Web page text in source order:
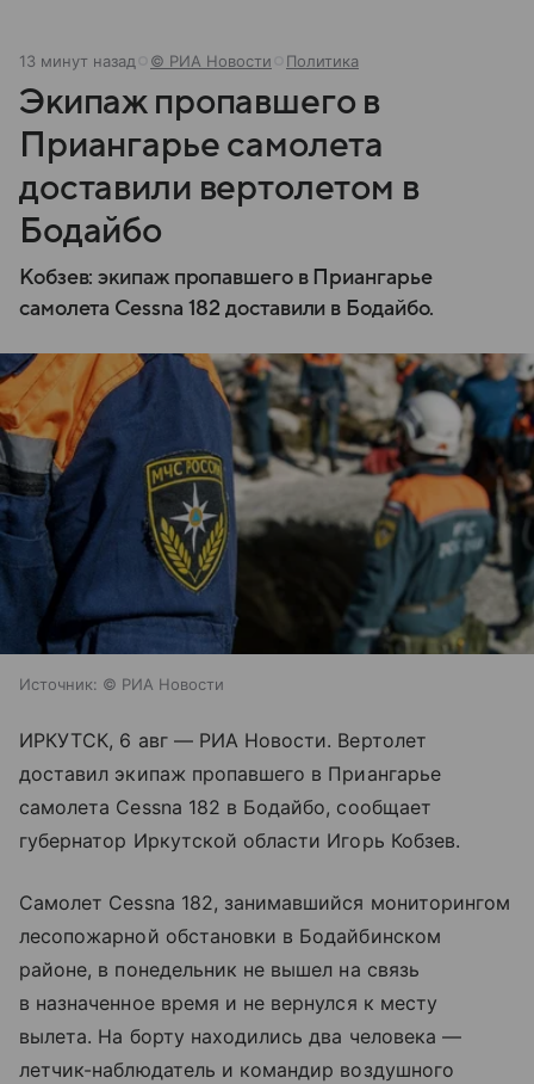
13 минут назад © РИА Новости Политика
Экипаж пропавшего в
Приангарье самолета
доставили вертолетом в
Бодайбо
Кобзев: экипаж пропавшего в Приангарье
самолета Cessna 182 доставили в Бодайбо.
Источник: © РИА Новости
ИРКУТСК, 6 авг — РИА Новости. Вертолет
доставил экипаж пропавшего в Приангарье
самолета Cessna 182 в Бодайбо, сообщает
губернатор Иркутской области Игорь Кобзев.
Самолет Cessna 182, занимавшийся мониторингом
лесопожарной обстановки в Бодайбинском
районе, в понедельник не вышел на связь
в назначенное время и не вернулся к месту
вылета. На борту находились два человека —
летчик-наблюдатель и командир воздушного